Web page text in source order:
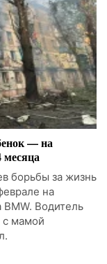
— на
месяца
борьбы за жизнь
на
Водитель
с мамой